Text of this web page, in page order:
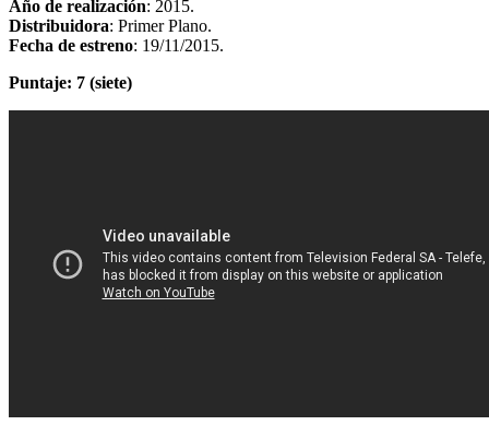
Año de realización: 2015.
Distribuidora: Primer Plano.
Fecha de estreno: 19/11/2015.
Puntaje: 7 (siete)